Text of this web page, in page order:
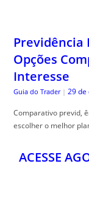
Previdência
Opções
Interesse
Guia do Trader | 29 de
Comparativo previd,
escolher o melhor
ACESSE